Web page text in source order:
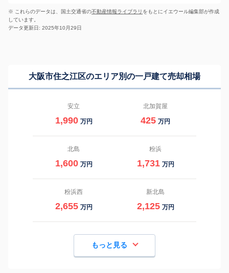
※ これらのデータは、国土交通省の不動産情報ライブラリ をもとにイエウール編集部が作成
しています。
データ更新日: 2025年10月29日
大阪市住之江区のエリア別の一戸建て売却相場
安立
1,990 万円
北加賀屋
425 万円
北島
1,600 万円
粉浜
1,731 万円
粉浜西
2,655 万円
新北島
2,125 万円
もっと見る